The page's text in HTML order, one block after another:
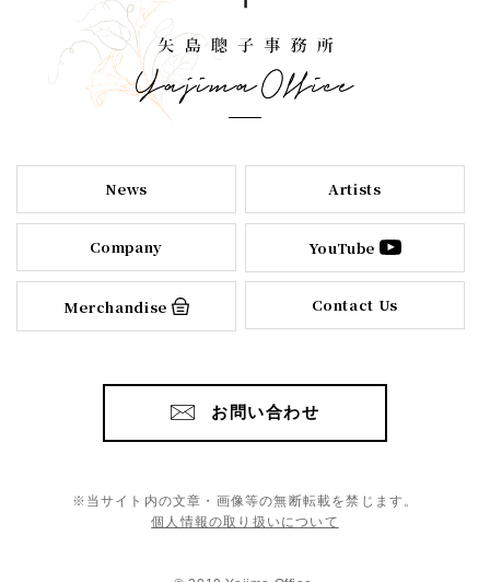
News Artists
Company YouTube
Merchandise Contact Us
お問い合わせ
※当サイト内の文章・画像等の無断転載を禁じます。
個人情報の取り扱いについて